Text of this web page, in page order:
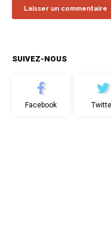
SUIVEZ-NOUS
Facebook